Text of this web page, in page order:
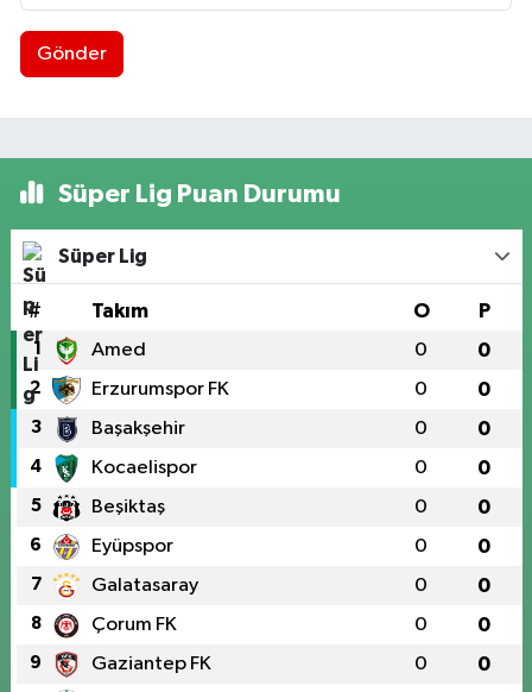
Gönder
Süper Lig Puan Durumu
Süper Lig
# Takım O P
1 Amed 0 0
2 Erzurumspor FK 0 0
3 Başakşehir 0 0
4 Kocaelispor 0 0
5 Beşiktaş 0 0
6 Eyüpspor 0 0
7 Galatasaray 0 0
8 Çorum FK 0 0
9 Gaziantep FK 0 0